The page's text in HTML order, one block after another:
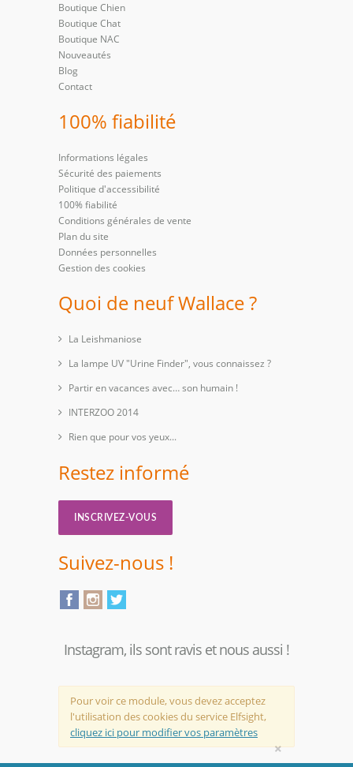
Boutique Chien
Boutique Chat
Boutique NAC
Nouveautés
Blog
Contact
100% fiabilité
Informations légales
Sécurité des paiements
Politique d'accessibilité
100% fiabilité
Conditions générales de vente
Plan du site
Données personnelles
Gestion des cookies
Quoi de neuf Wallace ?
La Leishmaniose
La lampe UV "Urine Finder", vous connaissez ?
Partir en vacances avec… son humain !
INTERZOO 2014
Rien que pour vos yeux...
Restez informé
INSCRIVEZ-VOUS
Suivez-nous !
Instagram, ils sont ravis et nous aussi !
Pour voir ce module, vous devez acceptez
l'utilisation des cookies du service Elfsight,
cliquez ici pour modifier vos paramètres
×